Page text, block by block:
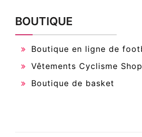
BOUTIQUE
Boutique en ligne de
Vêtements Cyclisme Shop
Boutique de basket